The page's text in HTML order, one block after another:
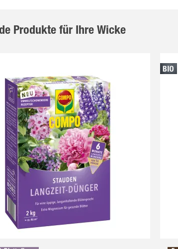
Produkte für Ihre Wicke